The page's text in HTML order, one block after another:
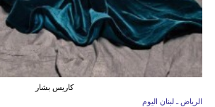
كاريس بشار
الرياض ـ لبنان اليوم